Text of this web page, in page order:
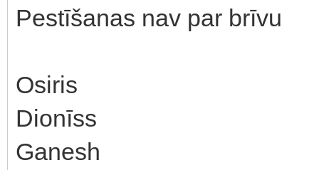
Pestīšanas nav par brīvu
Osiris
Dionīss
Ganesh